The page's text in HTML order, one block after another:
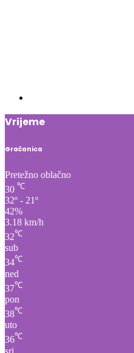
Vrijeme
Gračanica
Pretežno oblačno
30 ℃
32º - 21º
42%
3.18 km/h
32℃
sub
34℃
ned
37℃
pon
38℃
uto
36℃
sri